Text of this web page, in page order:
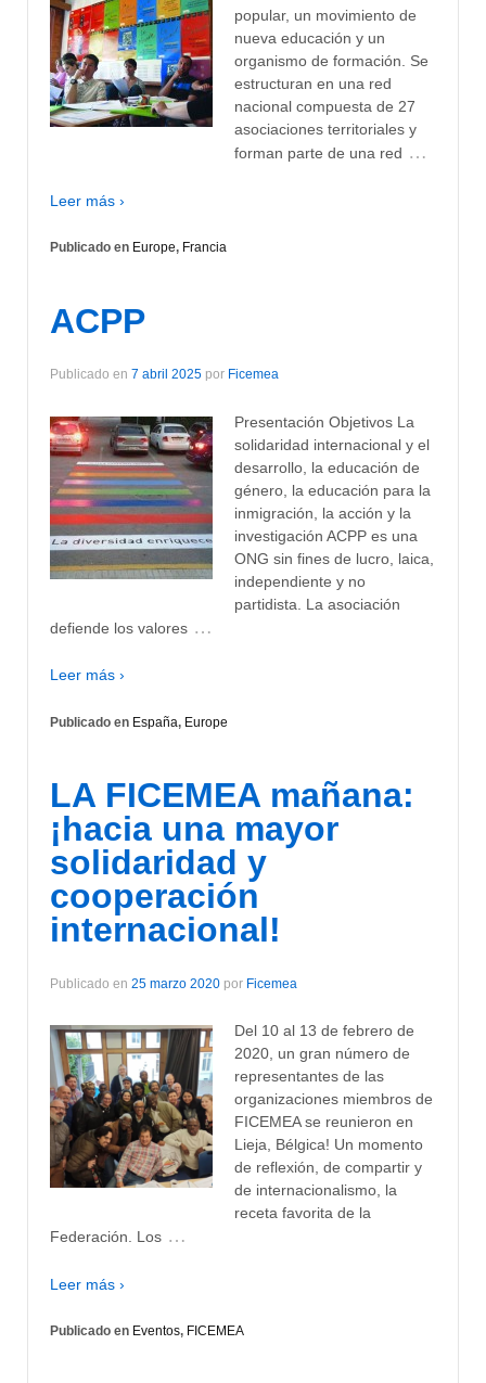
popular, un movimiento de
nueva educación y un
organismo de formación. Se
estructuran en una red
nacional compuesta de 27
asociaciones territoriales y
forman parte de una red …
Leer más ›
Publicado en Europe, Francia
ACPP
Publicado en 7 abril 2025 por Ficemea
Presentación Objetivos La
solidaridad internacional y el
desarrollo, la educación de
género, la educación para la
inmigración, la acción y la
investigación ACPP es una
ONG sin fines de lucro, laica,
independiente y no
partidista. La asociación
defiende los valores …
Leer más ›
Publicado en España, Europe
LA FICEMEA mañana:
¡hacia una mayor
solidaridad y
cooperación
internacional!
Publicado en 25 marzo 2020 por Ficemea
Del 10 al 13 de febrero de
2020, un gran número de
representantes de las
organizaciones miembros de
FICEMEA se reunieron en
Lieja, Bélgica! Un momento
de reflexión, de compartir y
de internacionalismo, la
receta favorita de la
Federación. Los …
Leer más ›
Publicado en Eventos, FICEMEA